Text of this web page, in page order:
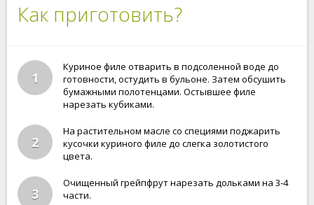
Как приготовить?
1
Куриное филе отварить в подсоленной воде до
готовности, остудить в бульоне. Затем обсушить
бумажными полотенцами. Остывшее филе
нарезать кубиками.
2
На растительном масле со специями поджарить
кусочки куриного филе до слегка золотистого
цвета.
3
Очищенный грейпфрут нарезать дольками на 3-4
части.